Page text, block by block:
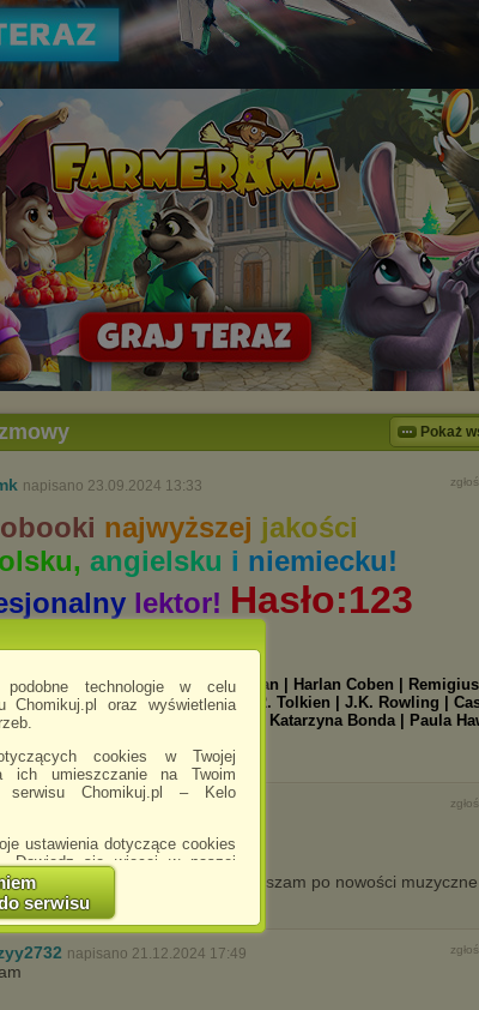
technologie w celu
Chomikuj.pl oraz wyświetlenia
cookies w Twojej
ich umieszczanie na Twoim
serwisu Chomikuj.pl – Kelo
ustawienia dotyczące cookies
Dowiedz się więcej w naszej
PolitykaPrywatnosci.aspx
ustawień przeglądarki może
ze strony Chomikuj.pl.
akceptację cookies niestety
serwisu
Pokaż
napisano 23.09.2024 13:33
najwyższej jakości
angielsku i niemiecku!
lektor! Hasło:123
King | Agatha Christie | Neil Gaiman | Harlan Coben |
| Nicholas Sparks | J.R.R. Tolkien | J.K. Rowling |
Gerritsen | George R. R. Martin | Katarzyna Bonda | Paula
Zapraszam po nowości
w paczkach
napisano 21.12.2024 17:49